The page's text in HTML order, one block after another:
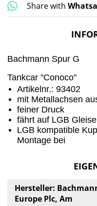
Share with
Bachmann Spur G
Tankcar "Conoco"
Artikelnr.: 93402
mit Metallachsen
feiner Druck
fährt auf LGB
LGB kompatible
Montage bei
Hersteller:
Europe Plc, Am